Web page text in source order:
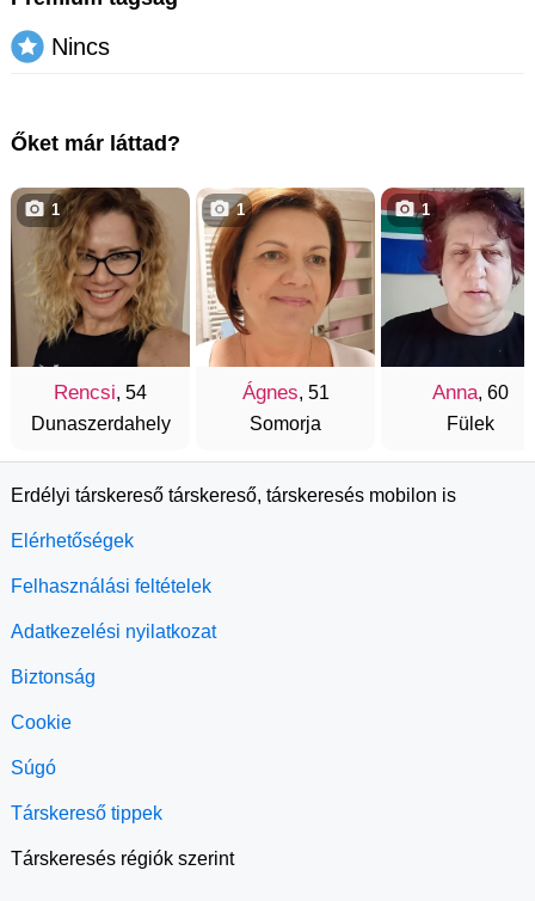
Nincs
Őket már láttad?
Rencsi, 54
Dunaszerdahely
1
Ágnes, 51
Somorja
1
Anna, 60
Fülek
1
Erdélyi társkereső társkereső, társkeresés mobilon is
Elérhetőségek
Felhasználási feltételek
Adatkezelési nyilatkozat
Biztonság
Cookie
Súgó
Társkereső tippek
Társkeresés régiók szerint